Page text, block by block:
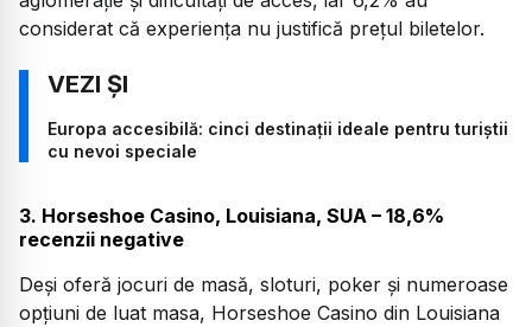
considerat că experiența nu justifică prețul biletelor.
Europa accesibilă: cinci destinații ideale pentru turiștii
cu nevoi speciale
3. Horseshoe Casino, Louisiana, SUA – 18,6%
recenzii negative
Deși oferă jocuri de masă, sloturi, poker și numeroase
opțiuni de luat masa, Horseshoe Casino din Louisiana